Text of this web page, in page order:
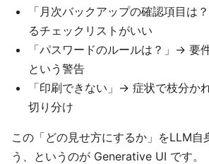
「月次バックアップの確認項目は
るチェックリストがいい
「パスワードのルールは？」→ 要
という警告
「印刷できない」→ 症状で枝分か
切り分け
この「どの見せ方にするか」をLLM自
う、というのが Generative UI です。